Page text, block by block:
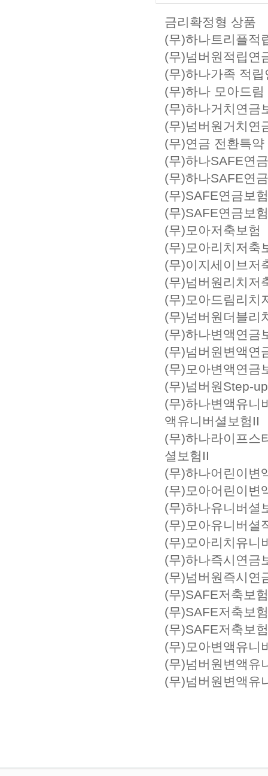
금리확정형 상품
(무)하나트리플적
(무)넘버원적립연
(무)하나가족 적립
(무)하나거치연금
(무)넘버원거치연
(무)연금 전환특
(무)모아저축보험
(무)모아리치저축
(무)이지세이브저
(무)넘버원리치저
(무)모아드림리치
(무)넘버원더블리
(무)하나변액연금
(무)넘버원변액연
(무)모아변액연금
(무)넘버원Step-
(무)하나변액유니
액유니버셜보험II
(무)하나라이프스
셜보험II
(무)하나어린이변
(무)모아어린이변
(무)하나유니버셜
(무)모아유니버셜
(무)모아리치유니
(무)하나즉시연금
(무)넘버원즉시연
(무)모아변액유니
(무)넘버원변액유
(무)넘버원변액유